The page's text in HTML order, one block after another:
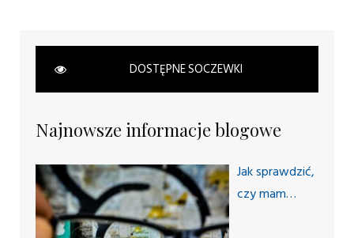
DOSTĘPNE SOCZEWKI
Najnowsze informacje blogowe
Jak sprawdzić,
czy mam